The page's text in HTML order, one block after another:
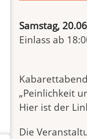
Samstag,
Einlass ab
„Peinlichkeit
Hier ist der
Die